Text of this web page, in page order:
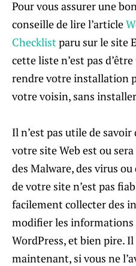
Pour vous assurer une
conseille de lire l’article
Checklist paru sur le site
cette liste n’est pas
rendre votre installation
votre voisin, sans
Il n’est pas utile de
votre site Web est ou
des Malware, des virus
de votre site n’est pas
facilement collecter des
modifier les informations
WordPress, et bien pire. Il
maintenant, si vous ne